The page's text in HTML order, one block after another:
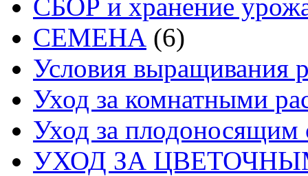
СБОР и хранение
СЕМЕНА (6)
Условия выращивания
Уход за комнатными
Уход за плодоносящим
УХОД ЗА